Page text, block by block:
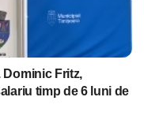
Dominic Fritz,
timp de 6 luni de